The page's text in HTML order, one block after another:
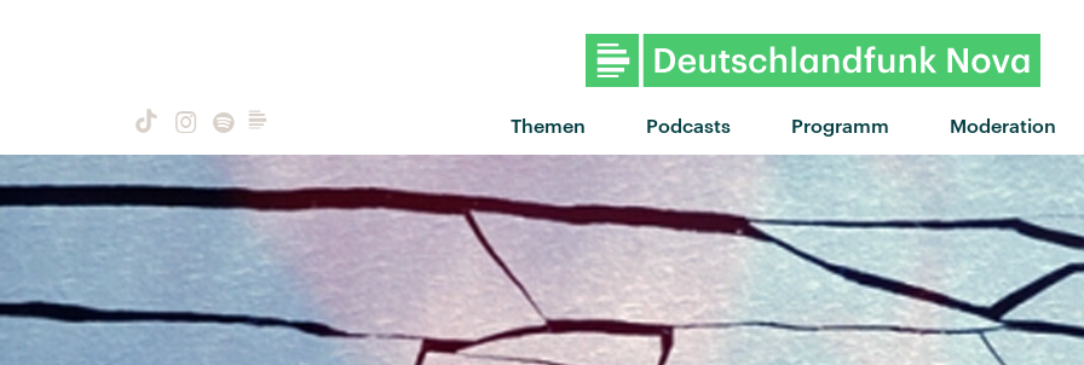
Themen Podcasts Programm Moderation
"evil genius" von Fliss ·